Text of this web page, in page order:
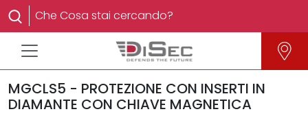
MGCLS5 - PROTEZIONE CON INSERTI IN
DIAMANTE CON CHIAVE MAGNETICA